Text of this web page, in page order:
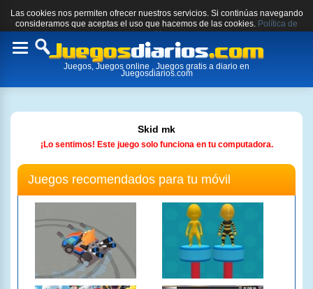
Las cookies nos permiten ofrecer nuestros servicios. Si continúas navegando
consideramos que aceptas el uso que hacemos de las cookies. Política de
cookies.
Toggle
Juegos, Juegos online , Juegos gratis a diario en
Juegosdiarios.com
Skid mk
¡Lo sentimos! Este juego solo funciona en tu computadora.
Juegos recomendados para tu móvil